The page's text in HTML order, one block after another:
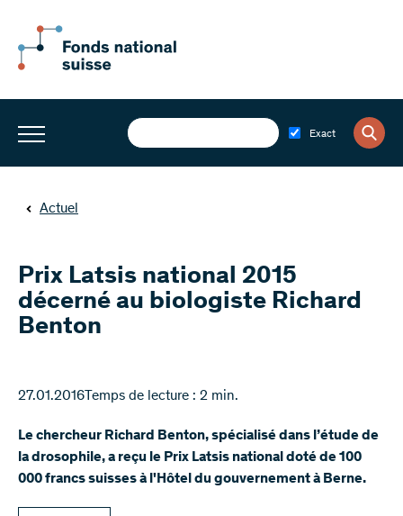
Exact
Actuel
Prix Latsis national 2015
décerné au biologiste Richard
Benton
27.01.2016 Temps de lecture : 2 min.
Le chercheur Richard Benton, spécialisé dans l’étude de
la drosophile, a reçu le Prix Latsis national doté de 100
000 francs suisses à l'Hôtel du gouvernement à Berne.